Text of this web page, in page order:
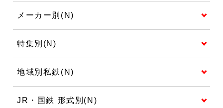
メーカー別(N)
特集別(N)
地域別私鉄(N)
JR・国鉄 形式別(N)